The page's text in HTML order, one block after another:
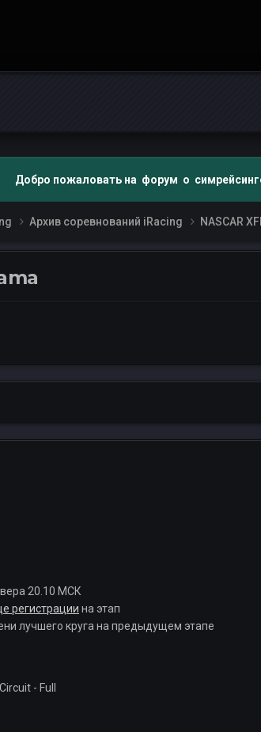
Добро пожаловать на форум о
Архив соревнований iRacing NASCAR
20.10 МСК
регистрации на этап
лучшего круга на предыдущем этапе
- Full